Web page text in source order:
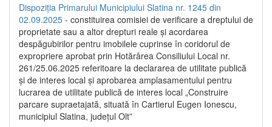
Dispoziția Primarului Municipiului Slatina nr. 1245 din
02.09.2025 - constituirea comisiei de verificare a dreptului de
proprietate sau a altor drepturi reale și acordarea
despăgubirilor pentru imobilele cuprinse în coridorul de
expropriere aprobat prin Hotărârea Consiliului Local nr.
261/25.06.2025 referitoare la declararea de utilitate publică
și de interes local și aprobarea amplasamentului pentru
lucrarea de utilitate publică de interes local „Construire
parcare supraetajată, situată în Cartierul Eugen Ionescu,
municipiul Slatina, județul Olt”